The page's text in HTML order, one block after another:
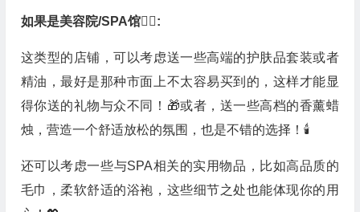
如果是美容院/SPA馆💆‍♀️:
这类型的店铺，可以考虑送一些高端的护肤品套装或者
精油，最好是那种市面上不太容易买到的，这样才能显
得你送的礼物与众不同！🎁或者，送一些高档的香薰蜡
烛，营造一个舒适放松的氛围，也是不错的选择！🕯️
还可以考虑一些与SPA相关的实用物品，比如高品质的
毛巾，柔软舒适的浴袍，这些细节之处也能体现你的用